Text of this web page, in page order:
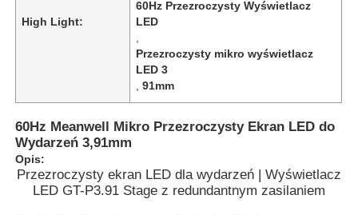
High Light:
60Hz Przezroczysty Wyświetlacz
LED
Przezroczysty mikro wyświetlacz
LED 3
,91mm
60Hz Meanwell Mikro Przezroczysty Ekran LED do
Wydarzeń 3,91mm
Opis:
Przezroczysty ekran LED dla wydarzeń | Wyświetlacz
LED GT-P3.91 Stage z redundantnym zasilaniem